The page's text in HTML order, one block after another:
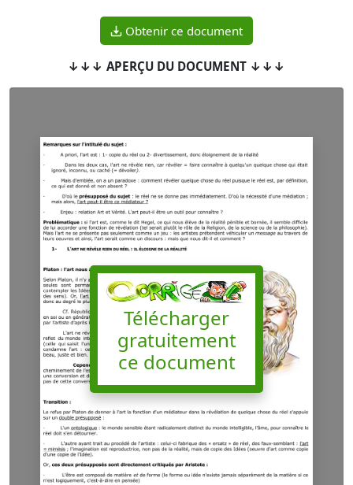
Obtenir ce document
↓↓↓ APERÇU DU DOCUMENT ↓↓↓
Télécharger
gratuitement
ce document